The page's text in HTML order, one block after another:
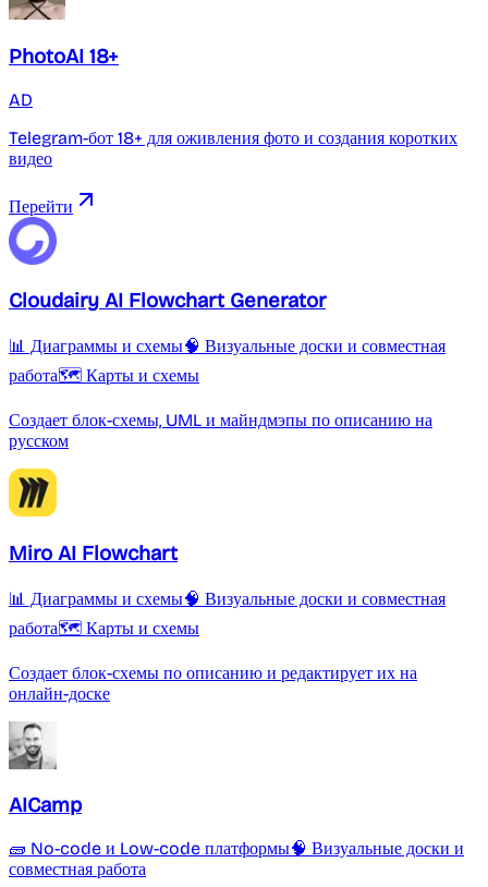
PhotoAI 18+
AD
Telegram-бот 18+ для оживления фото и создания коротких
видео
Перейти
Cloudairy AI Flowchart Generator
📊 Диаграммы и схемы🧠 Визуальные доски и совместная
работа🗺️ Карты и схемы
Создает блок-схемы, UML и майндмэпы по описанию на
русском
Miro AI Flowchart
📊 Диаграммы и схемы🧠 Визуальные доски и совместная
работа🗺️ Карты и схемы
Создает блок-схемы по описанию и редактирует их на
онлайн-доске
AICamp
🧱 No-code и Low-code платформы🧠 Визуальные доски и
совместная работа